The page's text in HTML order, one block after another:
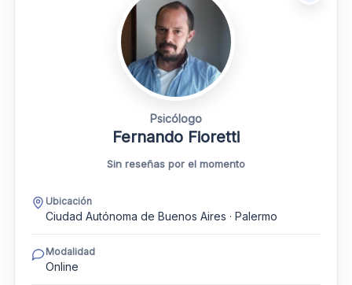
Psicólogo
Fernando Fioretti
Sin reseñas por el momento
Ubicación
Ciudad Autónoma de Buenos Aires · Palermo
Modalidad
Online